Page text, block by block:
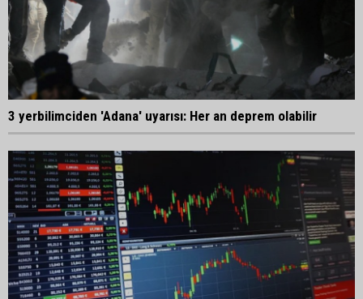
3 yerbilimciden 'Adana' uyarısı: Her an deprem olabilir